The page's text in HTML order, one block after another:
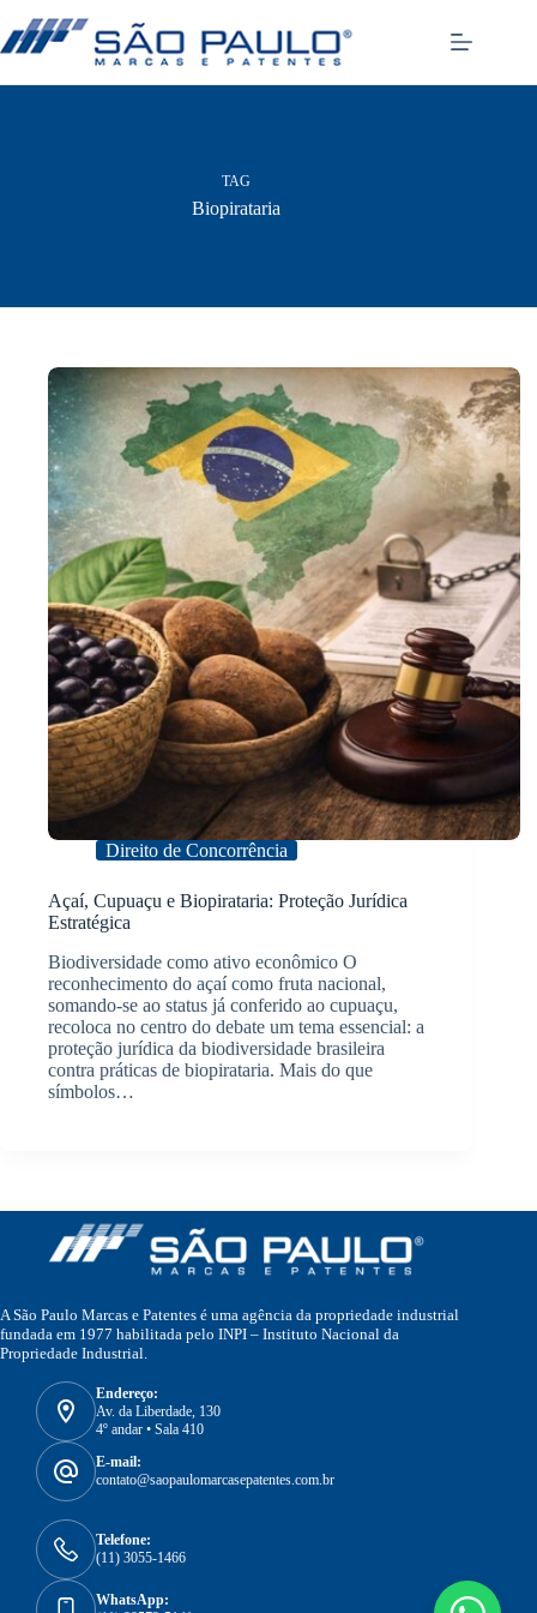
para
o
TAG
Biopirataria
Direito de Concorrência
Açaí, Cupuaçu e Biopirataria: Proteção Jurídica
Estratégica
Biodiversidade como ativo econômico O
reconhecimento do açaí como fruta nacional,
somando-se ao status já conferido ao cupuaçu,
recoloca no centro do debate um tema essencial: a
proteção jurídica da biodiversidade brasileira
contra práticas de biopirataria. Mais do que
símbolos…
A São Paulo Marcas e Patentes é uma agência da propriedade industrial
fundada em 1977 habilitada pelo INPI – Instituto Nacional da
Propriedade Industrial.
Endereço:
Av. da Liberdade, 130
4º andar • Sala 410
E-mail:
contato@saopaulomarcasepatentes.com.br
Telefone:
(11) 3055-1466
WhatsApp: